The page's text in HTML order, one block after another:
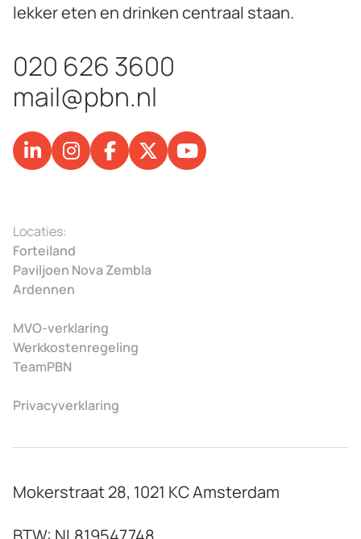
lekker eten en drinken centraal staan.
020 626 3600
mail@pbn.nl
Locaties:
Forteiland
Paviljoen Nova Zembla
Ardennen
MVO-verklaring
Werkkostenregeling
TeamPBN
Privacyverklaring
Mokerstraat 28, 1021 KC Amsterdam